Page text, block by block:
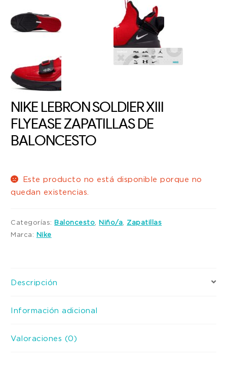
NIKE LEBRON SOLDIER XIII
FLYEASE ZAPATILLAS DE
BALONCESTO
Este producto no está disponible porque no
quedan existencias.
Categorías:Baloncesto ,Niño/a
Zapatillas
Marca: Nike
Descripción
Información adicional
Valoraciones (0)